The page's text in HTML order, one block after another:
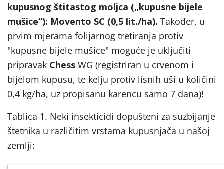
kupusnog štitastog moljca („kupusne bijele
mušice“): Movento SC (0,5 lit./ha). Također, u
prvim mjerama folijarnog tretiranja protiv
"kupusne bijele mušice" moguće je uključiti
pripravak Chess WG (registriran u crvenom i
bijelom kupusu, te kelju protiv lisnih uši u količini
0,4 kg/ha, uz propisanu karencu samo 7 dana)!
Tablica 1. Neki insekticidi dopušteni za suzbijanje
štetnika u različitim vrstama kupusnjača u našoj
zemlji: